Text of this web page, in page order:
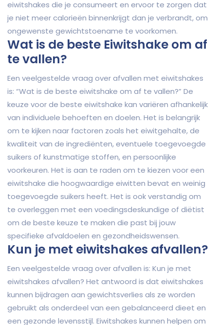
eiwitshakes die je consumeert en ervoor te zorgen dat
je niet meer calorieën binnenkrijgt dan je verbrandt, om
ongewenste gewichtstoename te voorkomen.
Wat is de beste Eiwitshake om af
te vallen?
Een veelgestelde vraag over afvallen met eiwitshakes
is: “Wat is de beste eiwitshake om af te vallen?” De
keuze voor de beste eiwitshake kan variëren afhankelijk
van individuele behoeften en doelen. Het is belangrijk
om te kijken naar factoren zoals het eiwitgehalte, de
kwaliteit van de ingrediënten, eventuele toegevoegde
suikers of kunstmatige stoffen, en persoonlijke
voorkeuren. Het is aan te raden om te kiezen voor een
eiwitshake die hoogwaardige eiwitten bevat en weinig
toegevoegde suikers heeft. Het is ook verstandig om
te overleggen met een voedingsdeskundige of diëtist
om de beste keuze te maken die past bij jouw
specifieke afvaldoelen en gezondheidswensen.
Kun je met eiwitshakes afvallen?
Een veelgestelde vraag over afvallen is: Kun je met
eiwitshakes afvallen? Het antwoord is dat eiwitshakes
kunnen bijdragen aan gewichtsverlies als ze worden
gebruikt als onderdeel van een gebalanceerd dieet en
een gezonde levensstijl. Eiwitshakes kunnen helpen om